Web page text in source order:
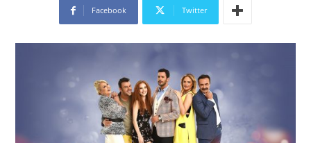
Facebook Twitter